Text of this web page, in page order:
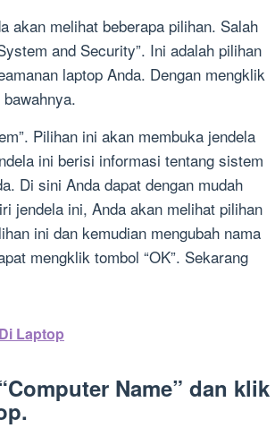
akan melihat beberapa pilihan. Salah
and Security”. Ini adalah pilihan
laptop Anda. Dengan mengklik
Pilihan ini akan membuka jendela
ini berisi informasi tentang sistem
Di sini Anda dapat dengan mudah
jendela ini, Anda akan melihat pilihan
ini dan kemudian mengubah nama
mengklik tombol “OK”. Sekarang
Laptop
Name” dan klik